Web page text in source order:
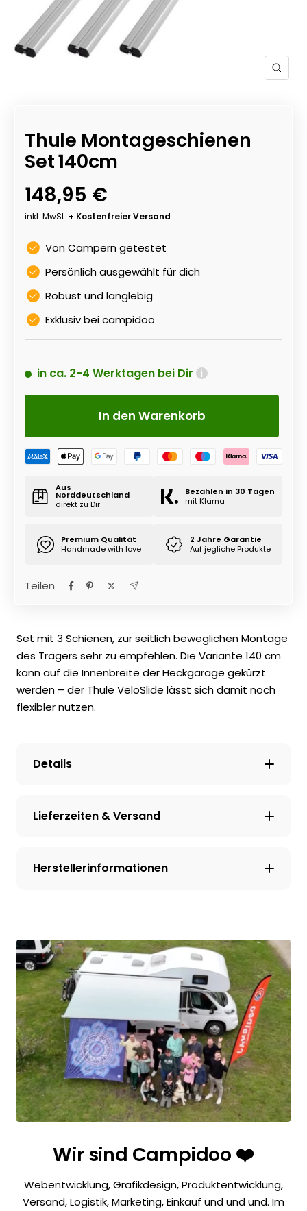
Zoom
Thule Montageschienen
Set 140cm
Angebotspreis
148,95 €
inkl. MwSt. + Kostenfreier Versand
Von Campern getestet
Persönlich ausgewählt für dich
Robust und langlebig
Exklusiv bei campidoo
in ca. 2-4 Werktagen bei Dir i
In den Warenkorb
Aus
Norddeutschland
direkt zu Dir
Bezahlen in 30 Tagen
mit Klarna
Premium Qualität
Handmade with love
2 Jahre Garantie
Auf jegliche Produkte
Teilen
Set mit 3 Schienen, zur seitlich beweglichen Montage
des Trägers sehr zu empfehlen. Die Variante 140 cm
kann auf die Innenbreite der Heckgarage gekürzt
werden – der Thule VeloSlide lässt sich damit noch
flexibler nutzen.
Details
Lieferzeiten & Versand
Herstellerinformationen
Wir sind Campidoo ❤️
Webentwicklung, Grafikdesign, Produktentwicklung,
Versand, Logistik, Marketing, Einkauf und und und. Im